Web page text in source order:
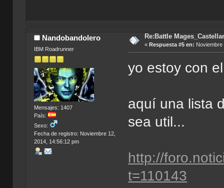
Nandobandolero
IBM Roadrunner
Mensajes: 1407
País:
Sexo:
Fecha de registro: Noviembre 12,
2014, 14:56:12 pm
Re:Battle
« Respuesta #5 en: Noviembre
yo estoy con
aquí una lista
sea util...
http://
t=110143